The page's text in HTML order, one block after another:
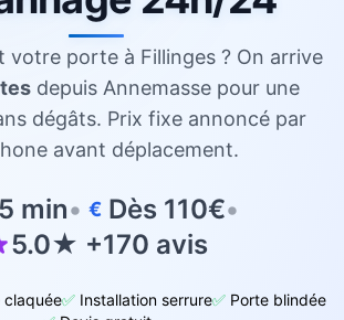
votre porte à Fillinges ? On arrive
depuis Annemassepour une
dégâts. Prix fixe annoncé par
avant déplacement.
min• € Dès 110€•
5.0★ +170 avis
claquée✅ Installation serrure✅ Porte blindée